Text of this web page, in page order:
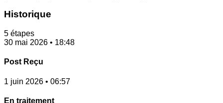
Historique
5 étapes
30 mai 2026 • 18:48
Post Reçu
1 juin 2026 • 06:57
En traitement